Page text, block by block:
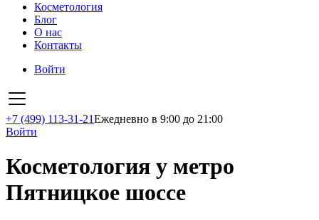
Косметология
Блог
О нас
Контакты
Войти
+7 (499) 113-31-21Ежедневно в 9:00 до 21:00
Войти
Косметология у метро
Пятницкое шоссе